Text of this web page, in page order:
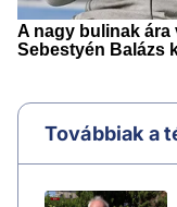
Továbbiak a